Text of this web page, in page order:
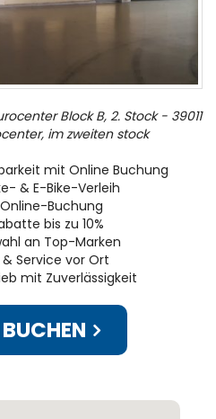
Block B, 2. Stock - 39011
im zweiten stock
mit Online Buchung
& E-Bike-Verleih
Buchung
bis zu 10%
an Top-Marken
Service vor Ort
mit Zuverlässigkeit